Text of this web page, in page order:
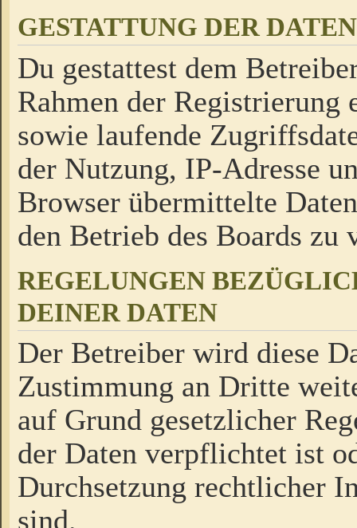
GESTATTUNG DER
Du gestattest dem
Rahmen der Registrierung
sowie laufende
der Nutzung, IP-Adresse
Browser übermittelte
den Betrieb des Boards zu
REGELUNGEN
DEINER DATEN
Der Betreiber wird diese
Zustimmung an Dritte
auf Grund gesetzlicher
der Daten verpflichtet ist
Durchsetzung rechtlicher
sind.